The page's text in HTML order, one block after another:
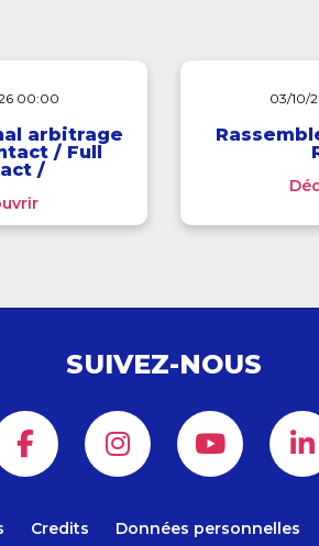
00:00
arbitrage
/ Full
/
03/10/
SUIVEZ-NOUS
Credits Données personnelles